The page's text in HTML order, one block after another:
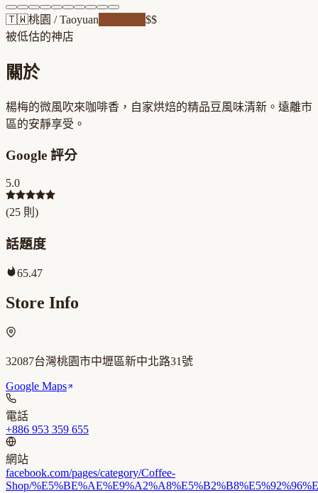
🇹🇼桃園 /Taoyuan
$$
被低估的神店
關於
楊梅的微風吹來咖啡香，自家烘焙的精品豆風味清新。遠離市
區的安靜享受。
Google 評分
5.0
(25 則)
話題度
65.47
Store Info
32087台灣桃園市中壢區新中北路31號
Google Maps
電話
+886 953 359 655
網站
facebook.com/pages/category/Coffee-
Shop/